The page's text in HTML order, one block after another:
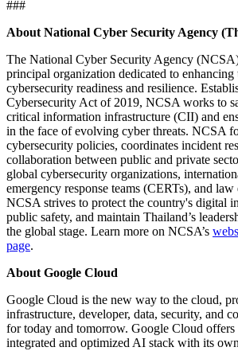
###
About National Cyber Security Agency
The National Cyber Security Agency
principal organization dedicated to enhancing
cybersecurity readiness and resilience.
Cybersecurity Act of 2019, NCSA works to
critical information infrastructure (CII) and
in the face of evolving cyber threats. NCSA
cybersecurity policies, coordinates incident
collaboration between public and private
global cybersecurity organizations,
emergency response teams (CERTs), and law
NCSA strives to protect the country's digital
public safety, and maintain Thailand’s
the global stage. Learn more on NCSA’s
page.
About Google Cloud
Google Cloud is the new way to the cloud,
infrastructure, developer, data, security, and
for today and tomorrow. Google Cloud
integrated and optimized AI stack with its